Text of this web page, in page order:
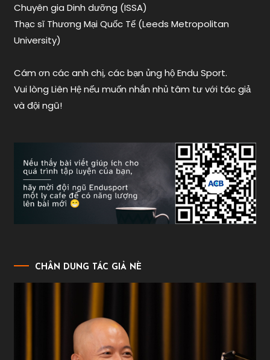
Chuyên gia Dinh dưỡng (ISSA)
Thạc sĩ Thương Mại Quốc Tế (Leeds Metropolitan
University)
Cám ơn các anh chị, các bạn ủng hộ Endu Sport.
Vui lòng Liên Hệ nếu muốn nhắn nhủ tâm tư với tác giả
và đội ngũ!
CHÂN DUNG TÁC GIẢ NÈ